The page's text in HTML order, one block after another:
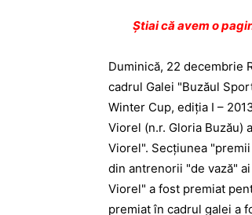
Ştiai că avem o
Duminică, 22 decembrie
cadrul Galei "Buzăul
Winter Cup, ediţia I –
Viorel (n.r. Gloria Buzău)
Viorel". Secţiunea
din antrenorii "de vază"
Viorel" a fost premiat
premiat în cadrul galei a